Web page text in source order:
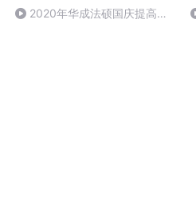
2020年华成法硕国庆提高班